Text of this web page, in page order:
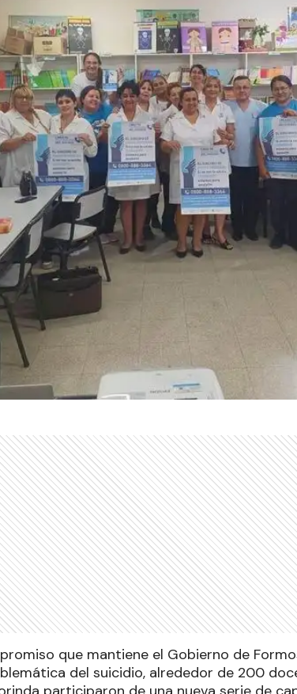
que mantiene el Gobierno de
del suicidio, alrededor de 200